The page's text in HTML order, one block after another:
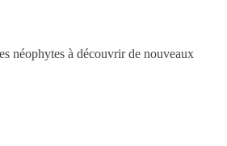
néophytes à découvrir de nouveaux